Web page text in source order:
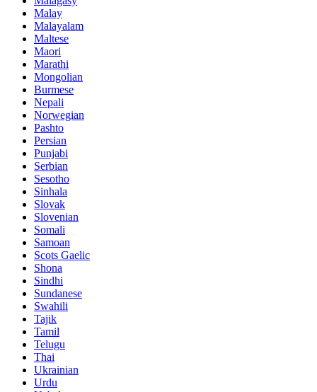
Malay
Malayalam
Maltese
Maori
Marathi
Mongolian
Burmese
Nepali
Norwegian
Pashto
Persian
Punjabi
Serbian
Sesotho
Sinhala
Slovak
Slovenian
Somali
Samoan
Scots Gaelic
Shona
Sindhi
Sundanese
Swahili
Tajik
Tamil
Telugu
Thai
Ukrainian
Urdu